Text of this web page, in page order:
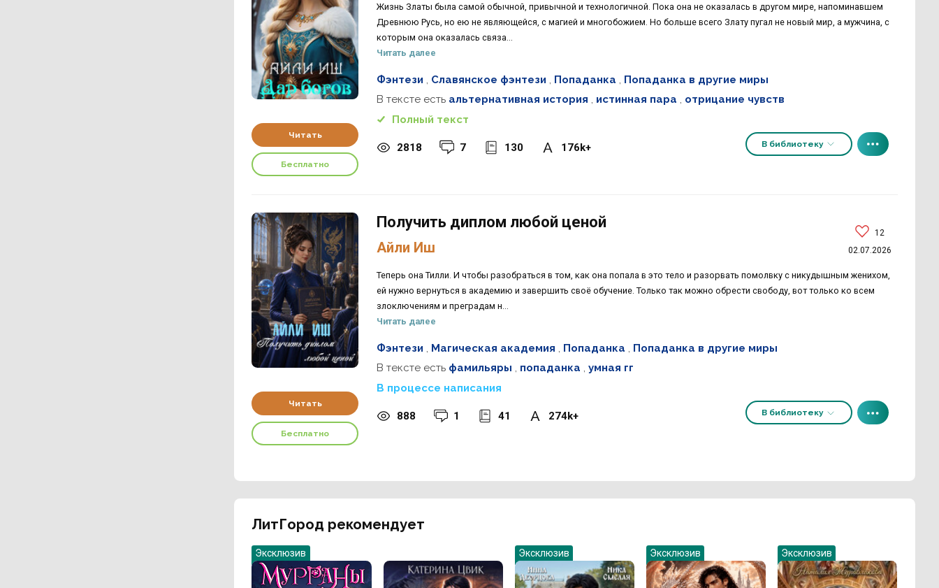
Читать
Бесплатно
Жизнь Златы была самой обычной, привычной и технологичной. Пока она не оказалась в другом мире, напоминавшем
Древнюю Русь, но ею не являющейся, с магией и многобожием. Но больше всего Злату пугал не новый мир, а мужчина, с
которым она оказалась связа...
Читать далее
Фэнтези , Славянское фэнтези , Попаданка , Попаданка в другие миры
В тексте есть альтернативная история , истинная пара , отрицание чувств
Полный текст
2818 7 130 176k+ В библиотеку
Читать
Бесплатно
Получить диплом любой ценой
Айли Иш
12
02.07.2026
Теперь она Тилли. И чтобы разобраться в том, как она попала в это тело и разорвать помолвку с никудышным женихом,
ей нужно вернуться в академию и завершить своё обучение. Только так можно обрести свободу, вот только ко всем
злоключениям и преградам н...
Читать далее
Фэнтези , Магическая академия , Попаданка , Попаданка в другие миры
В тексте есть фамильяры , попаданка , умная гг
В процессе написания
888 1 41 274k+ В библиотеку
ЛитГород рекомендует
Эксклюзив Эксклюзив Эксклюзив Эксклюзив